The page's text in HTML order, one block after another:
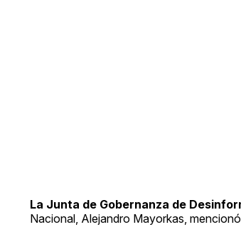
La Junta de Gobernanza de
Nacional, Alejandro Mayorkas,